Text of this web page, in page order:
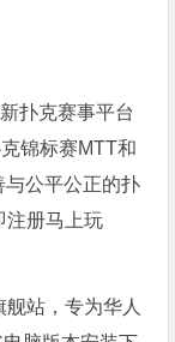
扑克赛事平台
锦标赛MTT和
公平公正的扑
注册马上玩
站，专为华人